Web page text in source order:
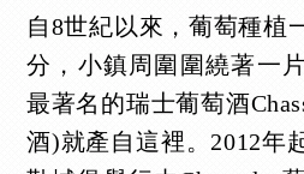
自8世紀以來，葡萄種植
分，小鎮周圍圍繞著一
最著名的瑞士葡萄酒
酒)就產自這裡。2012年